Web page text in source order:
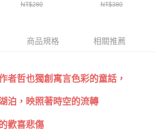
NT$280 NT$380
商品規格 相關推薦
者哲也獨創寓言色彩的童話，
泊，映照著時空的流轉
歡喜悲傷